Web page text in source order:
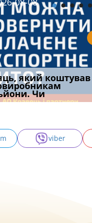
встановив для
шкоди
який коштував
Чи
потрібна ФОП
у 2026 році:
засто
viber